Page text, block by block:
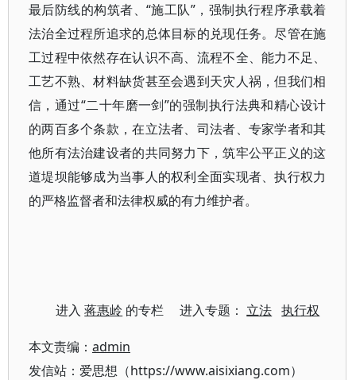
最后防线的构筑者、“施工队”，强制执行程序承载着
法治全过程所追求的总体目标的兑现任务。尽管在施
工过程中依然存在认识不高、流程不全、能力不足、
工艺不熟、材料缺货甚至会遇到天灾人祸，但我们相
信，通过“二十年磨一剑”的强制执行法典和精心设计
的两百多个条款，在立法者、司法者、专家学者和其
他所有法治建设者的共同努力下，筑牢公平正义的这
道堤坝能够成为当事人的权利全面实现者、执行权力
的严格监督者和法律权威的有力维护者。
进入蒋惠岭 的专栏 进入专题： 立法 执行权
本文责编： admin
发信站：爱思想（https://www.aisixiang.com）